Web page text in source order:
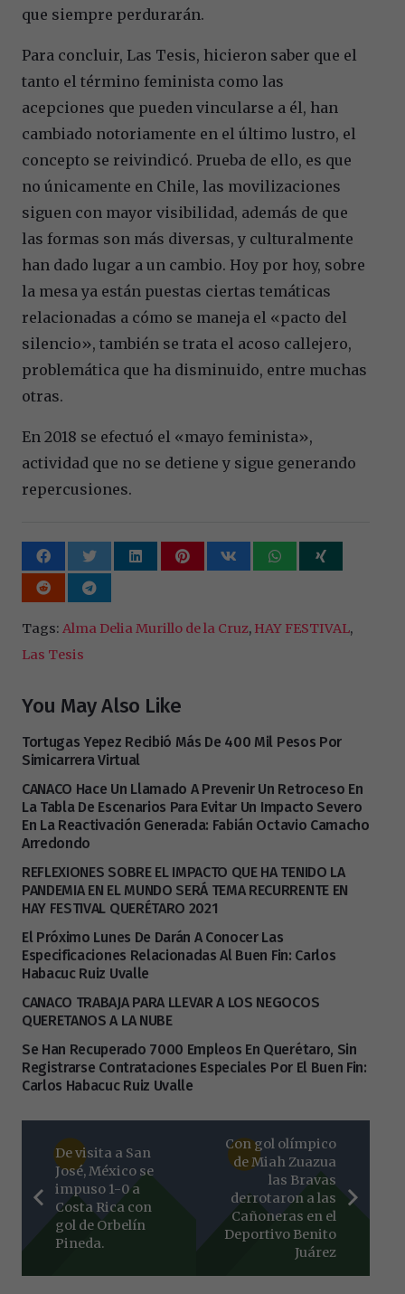
que siempre perdurarán.
Para concluir, Las Tesis, hicieron saber que el
tanto el término feminista como las
acepciones que pueden vincularse a él, han
cambiado notoriamente en el último lustro, el
concepto se reivindicó. Prueba de ello, es que
no únicamente en Chile, las movilizaciones
siguen con mayor visibilidad, además de que
las formas son más diversas, y culturalmente
han dado lugar a un cambio. Hoy por hoy, sobre
la mesa ya están puestas ciertas temáticas
relacionadas a cómo se maneja el «pacto del
silencio», también se trata el acoso callejero,
problemática que ha disminuido, entre muchas
otras.
En 2018 se efectuó el «mayo feminista»,
actividad que no se detiene y sigue generando
repercusiones.
Tags: Alma Delia Murillo de la Cruz, HAY FESTIVAL,
Las Tesis
You May Also Like
Tortugas Yepez Recibió Más De 400 Mil Pesos Por
Simicarrera Virtual
CANACO Hace Un Llamado A Prevenir Un Retroceso En
La Tabla De Escenarios Para Evitar Un Impacto Severo
En La Reactivación Generada: Fabián Octavio Camacho
Arredondo
REFLEXIONES SOBRE EL IMPACTO QUE HA TENIDO LA
PANDEMIA EN EL MUNDO SERÁ TEMA RECURRENTE EN
HAY FESTIVAL QUERÉTARO 2021
El Próximo Lunes De Darán A Conocer Las
Especificaciones Relacionadas Al Buen Fin: Carlos
Habacuc Ruiz Uvalle
CANACO TRABAJA PARA LLEVAR A LOS NEGOCOS
QUERETANOS A LA NUBE
Se Han Recuperado 7000 Empleos En Querétaro, Sin
Registrarse Contrataciones Especiales Por El Buen Fin:
Carlos Habacuc Ruiz Uvalle
De visita a San
José, México se
impuso 1-0 a
Costa Rica con
gol de Orbelín
Pineda.
Con gol olímpico
de Miah Zuazua
las Bravas
derrotaron a las
Cañoneras en el
Deportivo Benito
Juárez